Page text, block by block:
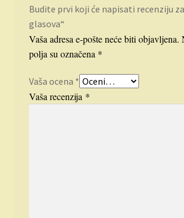
Budite prvi koji će napisati recenziju
glasova“
Vaša adresa e-pošte neće biti objavljena.
polja su označena *
Vaša ocena *
Vaša recenzija *